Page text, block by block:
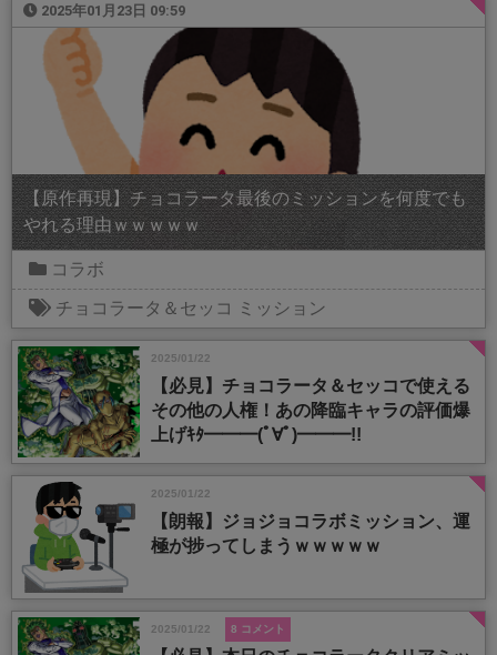
2025年01月23日 09:59
【原作再現】チョコラータ最後のミッションを何度でも
やれる理由ｗｗｗｗｗ
コラボ
チョコラータ＆セッコ ミッション
2025/01/22
【必見】チョコラータ＆セッコで使える
その他の人権！あの降臨キャラの評価爆
上げｷﾀ━━━(ﾟ∀ﾟ)━━━!!
2025/01/22
【朗報】ジョジョコラボミッション、運
極が捗ってしまうｗｗｗｗｗ
2025/01/22 8 コメント